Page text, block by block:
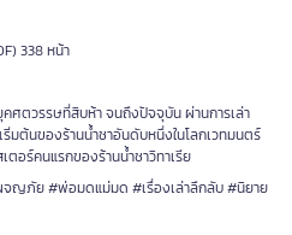
338 หน้า
ศตวรรษที่สิบห้า จนถึงปัจจุบัน ผ่านการเล่า
มต้นของร้านน้ำชาอันดับหนึ่งในโลกเวทมนตร์
ตอร์คนแรกของร้านน้ำชาวิทาเรีย
จญภัย #พ่อมดแม่มด #เรื่องเล่าลึกลับ #นิยาย